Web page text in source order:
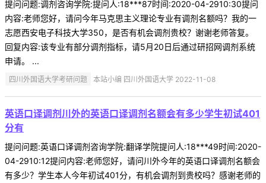
提问问题:调剂咨询学院:提问人:18***87时间:2020-04-2910:30提问
内容:老师您好，请问今年马克思主义理论专业有调剂名额吗？我的一
志愿西安电子科技大学350，是否有机会调剂贵校？谢谢老师答复。
回复内容:该专业有部分调剂指标，请5月20日后通过研招网调剂系统
申请。 ...
四川外国语大学考研问题 本站小编 四川外国语大学 2022-11-08
英语口译调剂川外的英语口译调剂名额会有多少学生初试401
分有
提问问题:英语口译调剂咨询学院:翻译学院提问人:18***49时间:2020-
04-2910:12提问内容:老师您好，请问川外今年的英语口译调剂名额会
有多少？学生本人今年初试401分，有机会调剂到贵校吗？感谢老师的